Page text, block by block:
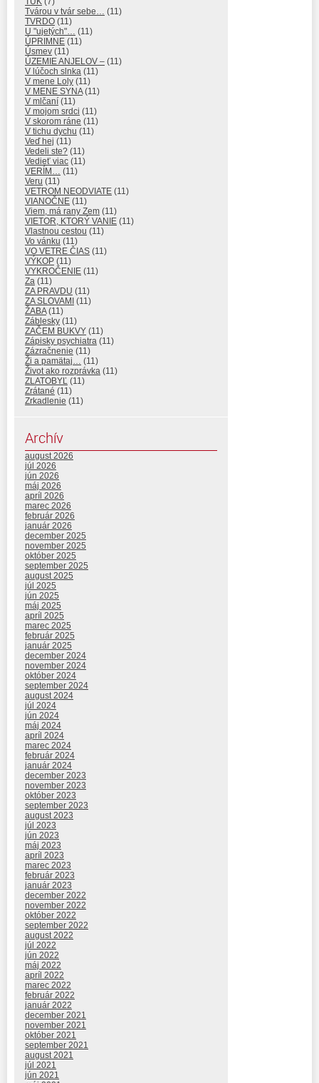
Tvárou v tvár sebe… (11)
TVRDO (11)
U "ujetých"… (11)
ÚPRIMNE (11)
Úsmev (11)
ÚZEMIE ANJELOV – (11)
V lúčoch slnka (11)
V mene Loly (11)
V MENE SYNA(11)
V mlčaní (11)
V mojom srdci (11)
V skorom ráne (11)
V tichu dychu (11)
Veď hej (11)
Vedeli ste? (11)
Vedieť viac (11)
VERÍM… (11)
Veru (11)
VETROM NEODVIATE (11)
VIANOČNE (11)
Viem, má rany Zem (11)
VIETOR, KTORÝ VANIE (11)
Vlastnou cestou (11)
Vo vánku (11)
VO VETRE ČIAS (11)
VÝKOP (11)
VYKROČENIE (11)
Za (11)
ZA PRAVDU (11)
ZA SLOVAMI (11)
ŽABA(11)
Záblesky (11)
ZAČEM BUKVY (11)
Zápisky psychiatra (11)
Zázračnenie (11)
Ži a pamätaj… (11)
Život ako rozprávka (11)
ZLATOBYĽ (11)
Zrátané (11)
Zrkadlenie (11)
Archív
august 2026
júl 2026
jún 2026
máj 2026
apríl 2026
marec 2026
február 2026
január 2026
december 2025
november 2025
október 2025
september 2025
august 2025
júl 2025
jún 2025
máj 2025
apríl 2025
marec 2025
február 2025
január 2025
december 2024
november 2024
október 2024
september 2024
august 2024
júl 2024
jún 2024
máj 2024
apríl 2024
marec 2024
február 2024
január 2024
december 2023
november 2023
október 2023
september 2023
august 2023
júl 2023
jún 2023
máj 2023
apríl 2023
marec 2023
február 2023
január 2023
december 2022
november 2022
október 2022
september 2022
august 2022
júl 2022
jún 2022
máj 2022
apríl 2022
marec 2022
február 2022
január 2022
december 2021
november 2021
október 2021
september 2021
august 2021
júl 2021
jún 2021